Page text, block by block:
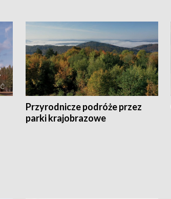
Przyrodnicze podróże przez
parki krajobrazowe